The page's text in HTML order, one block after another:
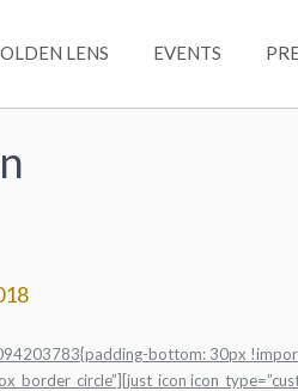
LENS EVENTS
bottom: 30px